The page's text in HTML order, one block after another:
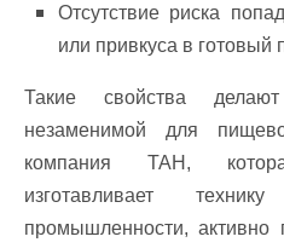
Отсутствие риска
или привкуса в готовый
Такие свойства
незаменимой для
компания ТАН,
изготавливает
промышленности, активно